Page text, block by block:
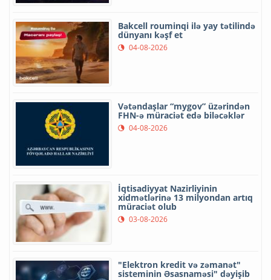
Bakcell rouminqi ilə yay tətilində
dünyanı kəşf et
04-08-2026
Vətəndaşlar “mygov” üzərindən
FHN-ə müraciət edə biləcəklər
04-08-2026
İqtisadiyyat Nazirliyinin
xidmətlərinə 13 milyondan artıq
müraciət olub
03-08-2026
"Elektron kredit və zəmanət"
sisteminin Əsasnaməsi" dəyişib